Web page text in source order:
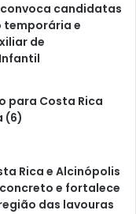
convoca candidatas
e
de
para Costa Rica
(6)
Rica e Alcinópolis
e fortalece
das lavouras